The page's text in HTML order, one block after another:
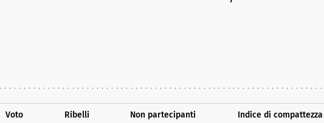
Voto Ribelli Non partecipanti Indice di compattezza